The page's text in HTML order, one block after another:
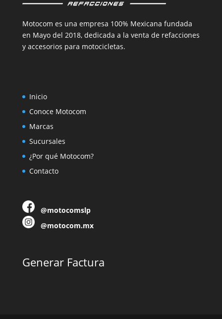
Motocom es una empresa 100% Mexicana fundada
en Mayo del 2018, dedicada a la venta de refacciones
y accesorios para motocicletas.
Inicio
Conoce Motocom
Marcas
Sucursales
¿Por qué Motocom?
Contacto
@motocomslp
@motocom.mx
Generar Factura